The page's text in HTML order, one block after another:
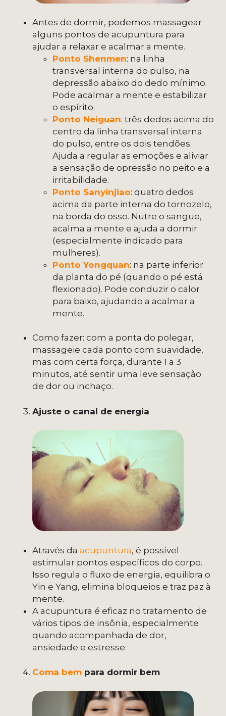
Antes de dormir, podemos massagear
alguns pontos de acupuntura para
ajudar a relaxar e acalmar a mente.
Ponto Shenmen: na linha
transversal interna do pulso, na
depressão abaixo do dedo mínimo.
Pode acalmar a mente e estabilizar
o espírito.
Ponto Neiguan: três dedos acima do
centro da linha transversal interna
do pulso, entre os dois tendões.
Ajuda a regular as emoções e aliviar
a sensação de opressão no peito e a
irritabilidade.
Ponto Sanyinjiao: quatro dedos
acima da parte interna do tornozelo,
na borda do osso. Nutre o sangue,
acalma a mente e ajuda a dormir
(especialmente indicado para
mulheres).
Ponto Yongquan: na parte inferior
da planta do pé (quando o pé está
flexionado). Pode conduzir o calor
para baixo, ajudando a acalmar a
mente.
Como fazer: com a ponta do polegar,
massageie cada ponto com suavidade,
mas com certa força, durante 1 a 3
minutos, até sentir uma leve sensação
de dor ou inchaço.
Ajuste o canal de energia
Através da acupuntura, é possível
estimular pontos específicos do corpo.
Isso regula o fluxo de energia, equilibra o
Yin e Yang, elimina bloqueios e traz paz à
mente.
A acupuntura é eficaz no tratamento de
vários tipos de insônia, especialmente
quando acompanhada de dor,
ansiedade e estresse.
Coma bem para dormir bem